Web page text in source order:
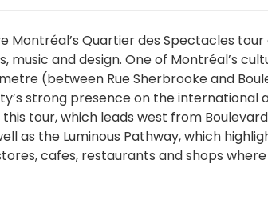
Montréal’s Quartier des Spectacles
music and design. One of Montréal’s
(between Rue Sherbrooke and
strong presence on the international
tour, which leads west from
as the Luminous Pathway, which
cafes, restaurants and shops